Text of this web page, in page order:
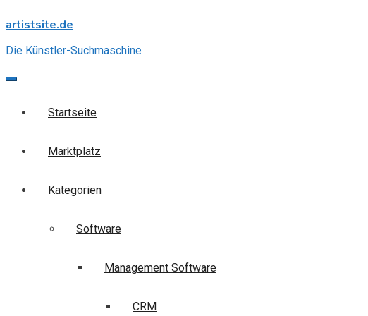
to
artistsite.de
Die Künstler-Suchmaschine
Startseite
Marktplatz
Kategorien
Software
Management Software
CRM